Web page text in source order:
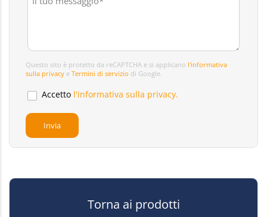
Questo sito è protetto da reCAPTCHA e si applicano l'informativa
sulla privacy e Termini di servizio di Google.
Accetto l'informativa sulla privacy.
Torna ai prodotti